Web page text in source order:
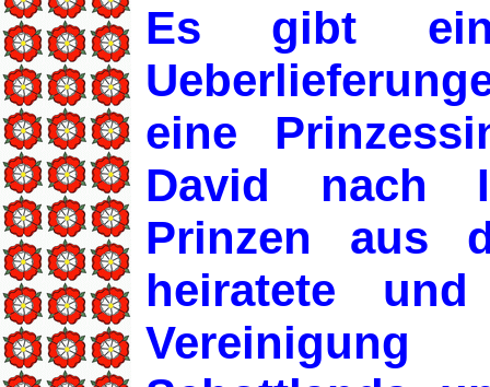
Es gibt
eine
David nach
Prinzen aus
heiratete